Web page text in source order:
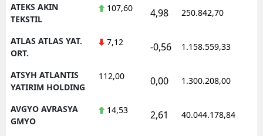
ATEKS AKIN
TEKSTIL
107,60 4,98 250.842,70
ATLAS ATLAS YAT.
ORT.
7,12 -0,56 1.158.559,33
ATSYH ATLANTIS
YATIRIM HOLDING
112,00 0,00 1.300.208,00
AVGYO AVRASYA
GMYO
14,53 2,61 40.044.178,84